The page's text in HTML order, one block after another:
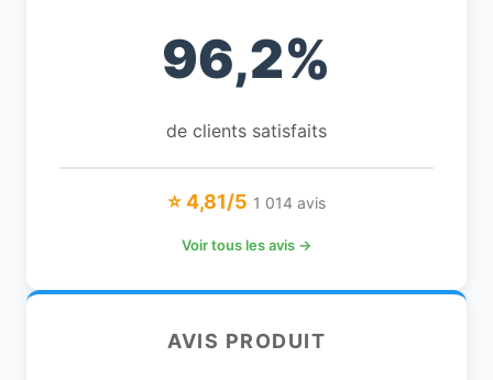
96,2%
de clients satisfaits
⭐ 4,81/5 1 014 avis
Voir tous les avis →
AVIS PRODUIT